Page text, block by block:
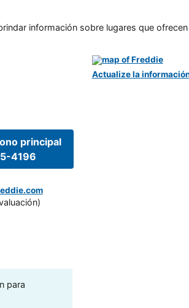
información sobre lugares que
principal
4196
)
para
Actualize la